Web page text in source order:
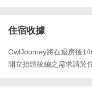
住宿收據
OwlJourney將在退房後
開立抬頭統編之需求請於